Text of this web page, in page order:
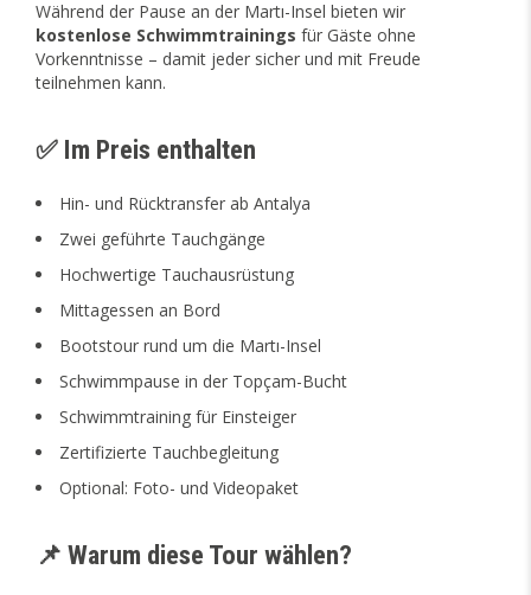
Während der Pause an der Martı-Insel bieten wir
kostenlose Schwimmtrainings für Gäste ohne
Vorkenntnisse – damit jeder sicher und mit Freude
teilnehmen kann.
✅ Im Preis enthalten
Hin- und Rücktransfer ab Antalya
Zwei geführte Tauchgänge
Hochwertige Tauchausrüstung
Mittagessen an Bord
Bootstour rund um die Martı-Insel
Schwimmpause in der Topçam-Bucht
Schwimmtraining für Einsteiger
Zertifizierte Tauchbegleitung
Optional: Foto- und Videopaket
📌 Warum diese Tour wählen?